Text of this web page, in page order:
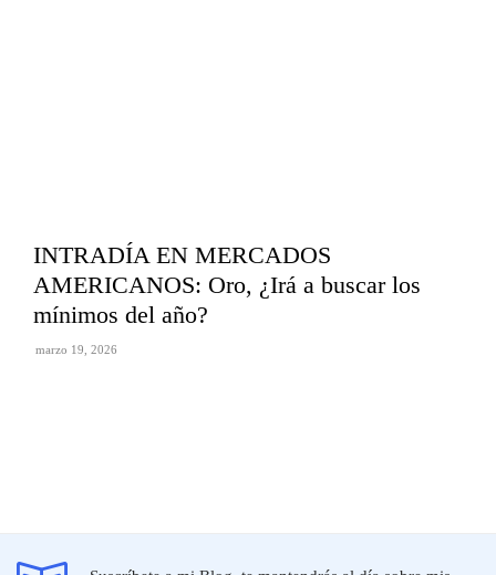
INTRADÍA EN MERCADOS
AMERICANOS: Oro, ¿Irá a buscar los
mínimos del año?
marzo 19, 2026